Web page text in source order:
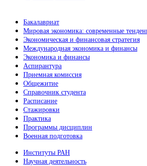
Бакалавриат
Мировая экономика: современные
Экономическая и финансовая стратегия
Международная экономика и финансы
Экономика и финансы
Аспирантура
Приемная комиссия
Общежитие
Справочник студента
Расписание
Стажировки
Практика
Программы дисциплин
Военная подготовка
Институты РАН
Научная деятельность